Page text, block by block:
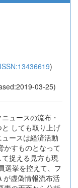
ISSN:13436619)
03-25)
ュースの流布・
しても取り上げ
ースは経済活動
かすものとなって
捉える見方も現
選挙を控えて、フ
が虚偽情報流布活